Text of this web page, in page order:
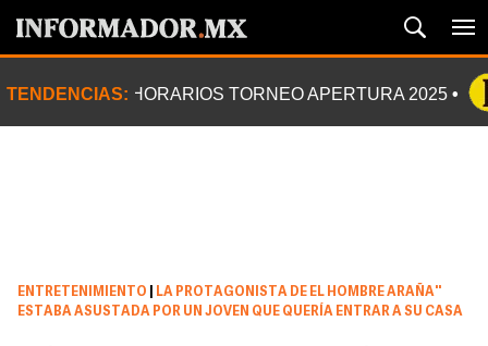
TENDENCIAS: HORARIOS TORNEO APERTURA 2025
ENTRETENIMIENTO
LA PROTAGONISTA DE EL HOMBRE ARAÑA''
ESTABA ASUSTADA POR UN JOVEN QUE QUERÍA ENTRAR A SU CASA